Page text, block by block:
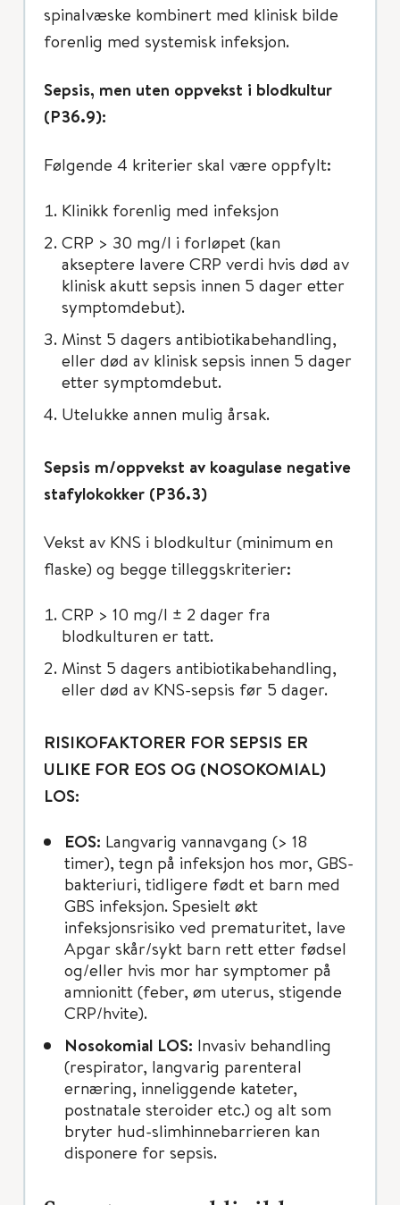
spinalvæske kombinert med klinisk bilde
forenlig med systemisk infeksjon.
Sepsis, men uten oppvekst i blodkultur
(P36.9):
Følgende 4 kriterier skal være oppfylt:
Klinikk forenlig med infeksjon
CRP > 30 mg/l i forløpet (kan
akseptere lavere CRP verdi hvis død av
klinisk akutt sepsis innen 5 dager etter
symptomdebut).
Minst 5 dagers antibiotikabehandling,
eller død av klinisk sepsis innen 5 dager
etter symptomdebut.
Utelukke annen mulig årsak.
Sepsis m/oppvekst av koagulase negative
stafylokokker (P36.3)
Vekst av KNS i blodkultur (minimum en
flaske) og begge tilleggskriterier:
CRP > 10 mg/l ± 2 dager fra
blodkulturen er tatt.
Minst 5 dagers antibiotikabehandling,
eller død av KNS-sepsis før 5 dager.
RISIKOFAKTORER FOR SEPSIS ER
ULIKE FOR EOS OG (NOSOKOMIAL)
LOS:
EOS: Langvarig vannavgang (> 18
timer), tegn på infeksjon hos mor, GBS-
bakteriuri, tidligere født et barn med
GBS infeksjon. Spesielt økt
infeksjonsrisiko ved prematuritet, lave
Apgar skår/sykt barn rett etter fødsel
og/eller hvis mor har symptomer på
amnionitt (feber, øm uterus, stigende
CRP/hvite).
Nosokomial LOS: Invasiv behandling
(respirator, langvarig parenteral
ernæring, inneliggende kateter,
postnatale steroider etc.) og alt som
bryter hud-slimhinnebarrieren kan
disponere for sepsis.